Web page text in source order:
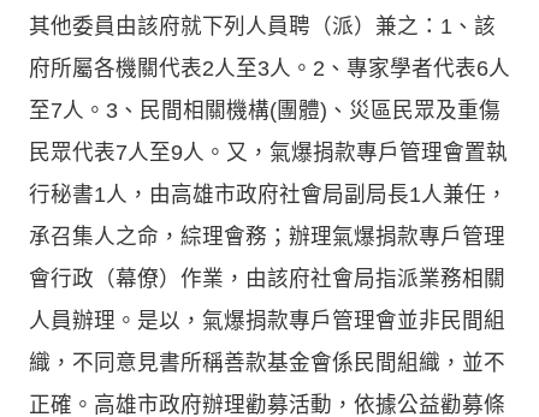
其他委員由該府就下列人員聘（派）兼之：1、該
府所屬各機關代表2人至3人。2、專家學者代表6人
至7人。3、民間相關機構(團體)、災區民眾及重傷
民眾代表7人至9人。又，氣爆捐款專戶管理會置執
行秘書1人，由高雄市政府社會局副局長1人兼任，
承召集人之命，綜理會務；辦理氣爆捐款專戶管理
會行政（幕僚）作業，由該府社會局指派業務相關
人員辦理。是以，氣爆捐款專戶管理會並非民間組
織，不同意見書所稱善款基金會係民間組織，並不
正確。高雄市政府辦理勸募活動，依據公益勸募條